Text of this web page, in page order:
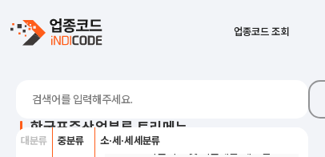
업종코드 조회
한국표준산업분류 트리메뉴
대분류 중분류
B07 비금속광물 광업; 연료용 제외
C12 담배 제조업
소·세·세세분류
1310 방적 및 가공사 제조업
13109 기타 방적업
132 직물직조 및 직물제품 제조업